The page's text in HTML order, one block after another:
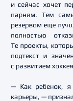
и сейчас хочет
парням. Тем
резервом еще
полностью
Те проекты,
подтекст и
с развитием
— Как ребенок, я
карьеры, —